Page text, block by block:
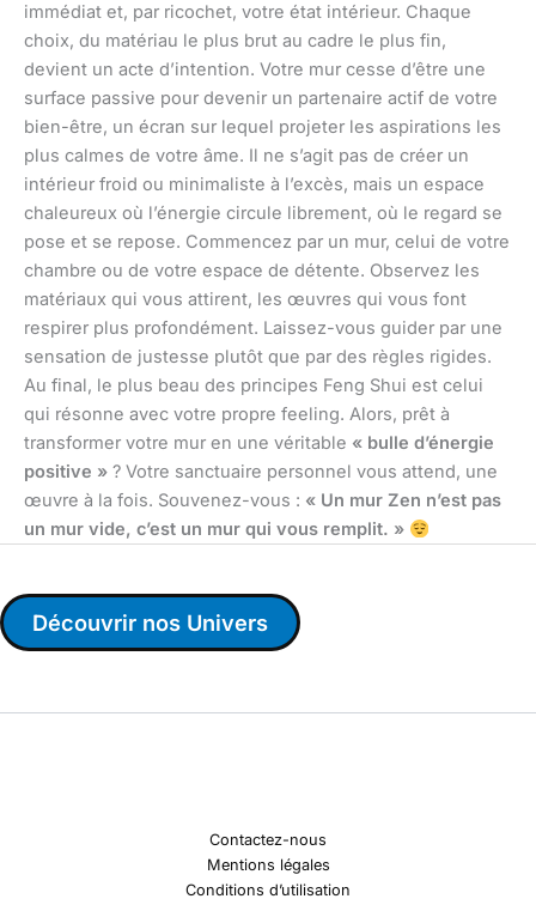
immédiat et, par ricochet, votre état intérieur. Chaque
choix, du matériau le plus brut au cadre le plus fin,
devient un acte d’intention. Votre mur cesse d’être une
surface passive pour devenir un partenaire actif de votre
bien-être, un écran sur lequel projeter les aspirations les
plus calmes de votre âme. Il ne s’agit pas de créer un
intérieur froid ou minimaliste à l’excès, mais un espace
chaleureux où l’énergie circule librement, où le regard se
pose et se repose. Commencez par un mur, celui de votre
chambre ou de votre espace de détente. Observez les
matériaux qui vous attirent, les œuvres qui vous font
respirer plus profondément. Laissez-vous guider par une
sensation de justesse plutôt que par des règles rigides.
Au final, le plus beau des principes Feng Shui est celui
qui résonne avec votre propre feeling. Alors, prêt à
transformer votre mur en une véritable « bulle d’énergie
positive » ? Votre sanctuaire personnel vous attend, une
œuvre à la fois. Souvenez-vous : « Un mur Zen n’est pas
un mur vide, c’est un mur qui vous remplit. »
Découvrir nos Univers
Contactez-nous
Mentions légales
Conditions d’utilisation